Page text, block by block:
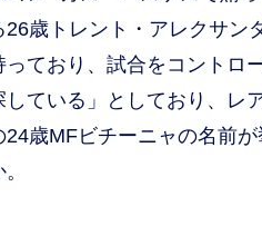
歳トレント・アレクサン
ており、試合をコントロ
ている」としており、レ
歳MFビチーニャの名前